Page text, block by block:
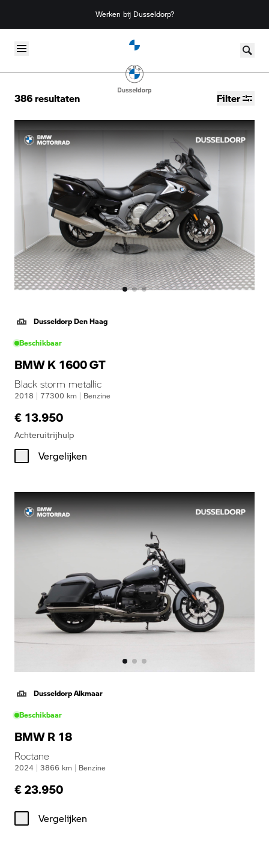
Werken bij Dusseldorp?
Skip to content
386resultaten Filter
Dusseldorp Den Haag
Beschikbaar
BMW K 1600 GT
Black storm metallic
2018 | 77300 km | Benzine
€ 13.950
Achteruitrijhulp
Vergelijken
Dusseldorp Alkmaar
Beschikbaar
BMW R 18
Roctane
2024 | 3866 km | Benzine
€ 23.950
Vergelijken